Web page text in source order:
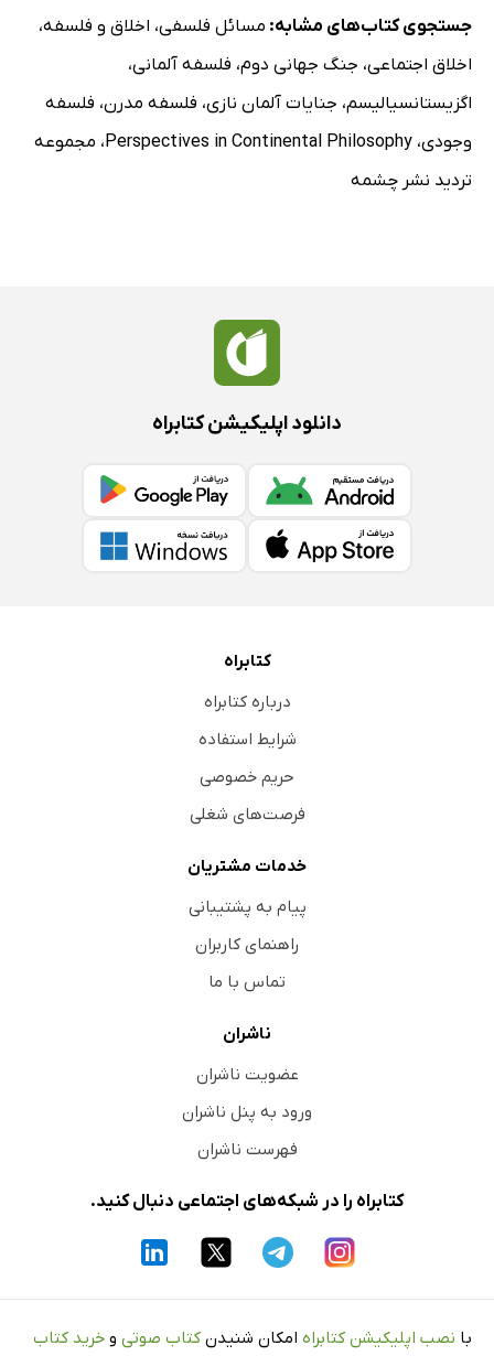
جستجوی کتاب‌های مشابه: مسائل فلسفی، اخلاق و فلسفه،
اخلاق اجتماعی، جنگ جهانی دوم، فلسفه آلمانی،
اگزیستانسیالیسم، جنایات آلمان نازی، فلسفه مدرن، فلسفه
وجودی، Perspectives in Continental Philosophy، مجموعه
تردید نشر چشمه
دانلود اپلیکیشن کتابراه
کتابراه
درباره کتابراه
شرایط استفاده
حریم خصوصی
فرصت‌های شغلی
خدمات مشتریان
پیام به پشتیبانی
راهنمای کاربران
تماس با ما
ناشران
عضویت ناشران
ورود به پنل ناشران
فهرست ناشران
کتابراه را در شبکه‌های اجتماعی دنبال کنید.
با نصب اپلیکیشن کتابراه امکان شنیدن کتاب صوتی و خرید کتاب